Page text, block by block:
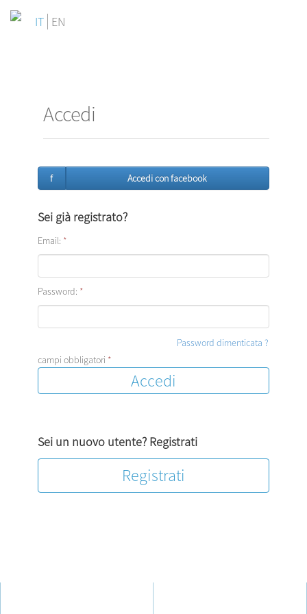
IT EN
Accedi
f Accedi con facebook
Sei già registrato?
Email: *
Password: *
Password dimenticata ?
campi obbligatori *
Sei un nuovo utente? Registrati
Registrati